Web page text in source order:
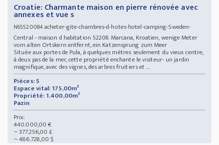
Croatie: Charmante maison en pierre rénovée avec
annexes et vue s
N65520084acheter-gite-chambres-d-hotes-hotel-camping-Sweden-
Central - maison d habitation 52208 Marcana, Kroatien, wenige Meter
vom alten Ortskern entfernt, ein Katzensprung zum Meer
Située aux portes de Pula, à quelques mètres seulement du vieux centre,
à deux pas de la mer, cette propriété enchante le visiteur- un jardin
magnifique, avec des vignes, des arbres fruitiers et ...
Pièces: 5
Espace vital: 175,00m²
Propriété: 1.400,00m²
Pazin
Prix:
440.000,00 €
~ 377.256,00 £
~ 486.728,00 $